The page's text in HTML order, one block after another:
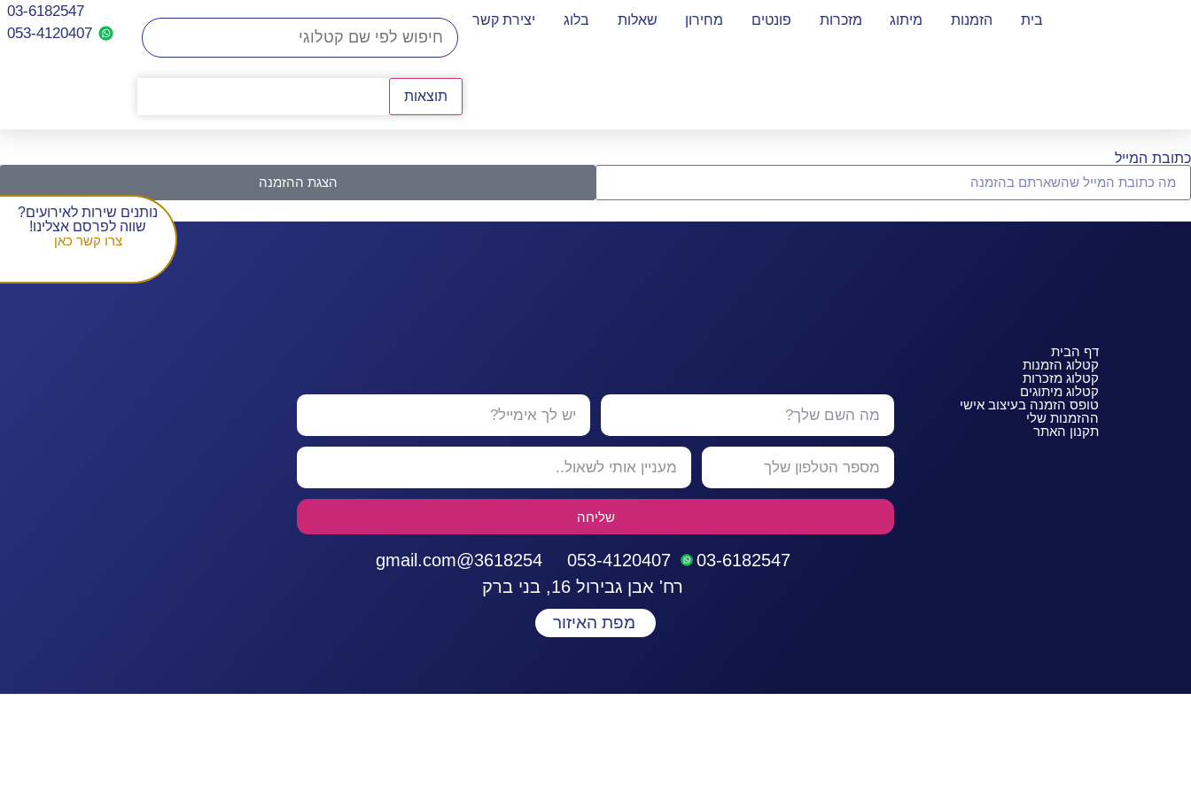
בית הזמנות מיתוג מזכרות פונטים מחירון שאלות בלוג יצירת קשר
תוצאות
03-6182547
053-4120407​
כתובת המייל
הצגת ההזמנה
דף הבית
קטלוג הזמנות
קטלוג מזכרות
קטלוג מיתוגים
טופס הזמנה בעיצוב אישי
ההזמנות שלי
תקנון האתר
שליחה
03-6182547
053-4120407
3618254@gmail.com
רח' אבן גבירול 16, בני ברק
מפת האיזור
נותנים שירות לאירועים?
שווה לפרסם אצלינו!
צרו קשר כאן